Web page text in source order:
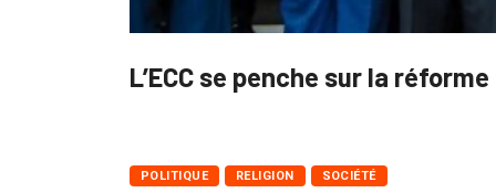
L’ECC se penche sur la
POLITIQUE RELIGION SOCIÉTÉ